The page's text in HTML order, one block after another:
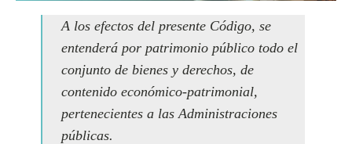
A los efectos del presente Código, se
entenderá por patrimonio público todo el
conjunto de bienes y derechos, de
contenido económico-patrimonial,
pertenecientes a las Administraciones
públicas.